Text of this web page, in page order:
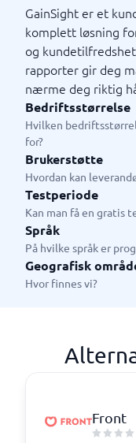
GainSight er et
komplett løsning
og
rapporter gir deg
nærme deg riktig
Bedriftsstørrelse
Hvilken
for?
Brukerstøtte
Hvordan kan
Testperiode
Kan man få en gratis
Språk
På hvilke språk er
Geografisk
Hvor finnes vi?
Front